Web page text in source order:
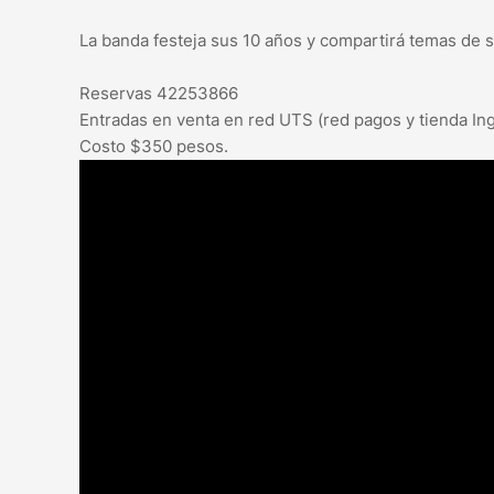
La banda festeja sus 10 años y compartirá temas de
Reservas 42253866
Entradas en venta en red UTS (red pagos y tienda
Costo $350 pesos.